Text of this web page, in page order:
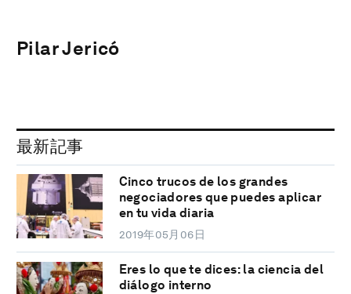
Pilar Jericó
最新記事
Cinco trucos de los grandes
negociadores que puedes aplicar
en tu vida diaria
2019年05月06日
Eres lo que te dices: la ciencia del
diálogo interno